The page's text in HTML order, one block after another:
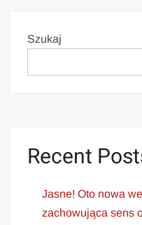
Szukaj
Recent
Jasne! Oto nowa
zachowująca sens